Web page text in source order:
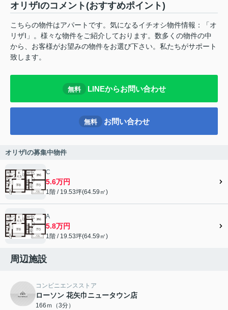
オリザIのコメント(おすすめポイント)
こちらの物件はアパートです。気になるイチオシ物件情報：「オ
リザI」。様々な物件をご紹介しております。数多くの物件の中
から、お客様がお望みの物件をお選び下さい。私たちがサポート
致します。
無料 LINEからお問い合わせ
無料 お問い合わせ
オリザIの募集中物件
C
5.6万円
1階 / 19.53坪(64.59㎡)
A
5.8万円
1階 / 19.53坪(64.59㎡)
周辺施設
コンビニエンスストア
ローソン 花矢巾ニュータウン店
166ｍ（3分）